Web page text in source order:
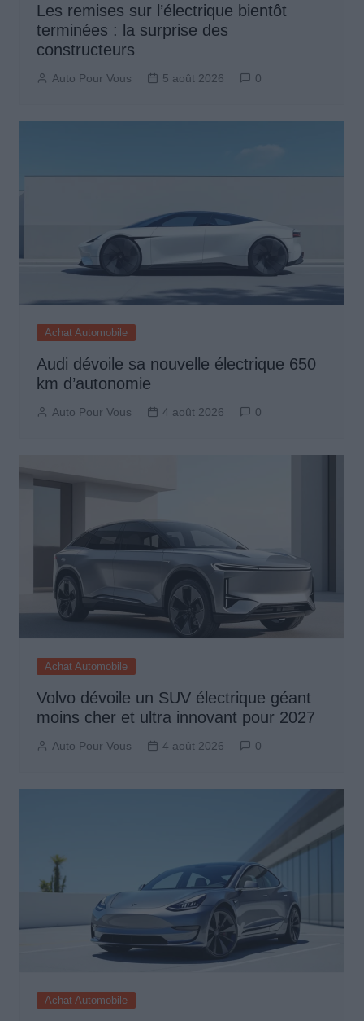
Les remises sur l’électrique bientôt
terminées : la surprise des
constructeurs
Auto Pour Vous 5 août 2026 0
Achat Automobile
Audi dévoile sa nouvelle électrique 650
km d’autonomie
Auto Pour Vous 4 août 2026 0
Achat Automobile
Volvo dévoile un SUV électrique géant
moins cher et ultra innovant pour 2027
Auto Pour Vous 4 août 2026 0
Achat Automobile